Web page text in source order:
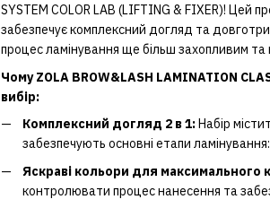
SYSTEM COLOR LAB (LIFTING & FIXER)! Цей
забезпечує комплексний догляд та
процес ламінування ще більш захопливим
Чому ZOLA BROW&LASH LAMINATION
вибір:
Комплексний догляд 2 в 1:Набір
забезпечують основні етапи
Яскраві кольори для максимального
контролювати процес нанесення та